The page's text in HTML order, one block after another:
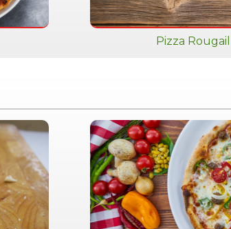
Pizza Rougail